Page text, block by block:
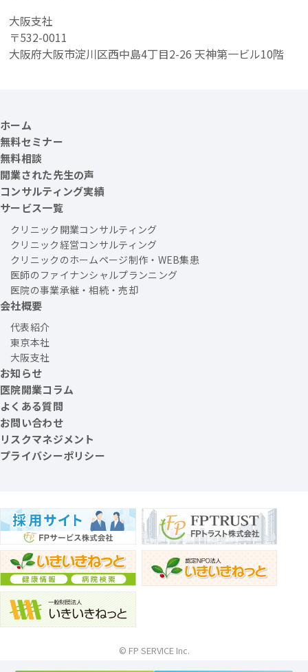
大阪支社
〒532-0011
大阪府大阪市淀川区西中島4丁目2-26 天神第一ビル10階
ホーム
無料セミナー
無料相談
開業された先生の声
コンサルティング実績
サービス一覧
クリニック開業コンサルティング
クリニック経営コンサルティング
クリニックのホームページ制作・WEB集患
医師のファイナンシャルプランニング
医院の事業承継・相続・売却
会社概要
代表紹介
東京本社
大阪支社
お知らせ
医院開業コラム
よくある質問
お問い合わせ
リスクマネジメント
プライバシーポリシー
© FP SERVICE Inc.